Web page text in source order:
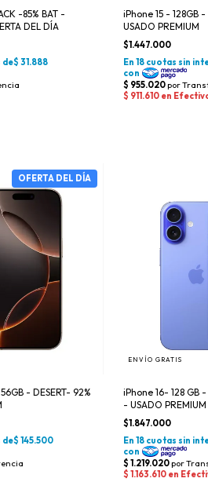
-85% BAT -
DEL DÍA
iPhone 15 - 128GB
USADO PREMIUM
$1.447.000
- DESERT- 92%
ENVÍO GRATIS
iPhone 16- 128 GB -
- USADO PREMIUM
$1.847.000